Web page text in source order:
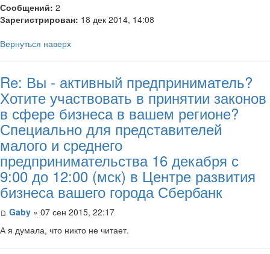
Сообщений: 2
Зарегистрирован: 18 дек 2014, 14:08
Вернуться наверх
Re: Вы - активный предприниматель?
Хотите участвовать в принятии законов
в сфере бизнеса в вашем регионе?
Специально для представителей
малого и среднего
предпринимательства 16 декабря с
9:00 до 12:00 (мск) в Центре развития
бизнеса вашего города Сбербанк
Gaby » 07 сен 2015, 22:17
А я думала, что никто не читает.